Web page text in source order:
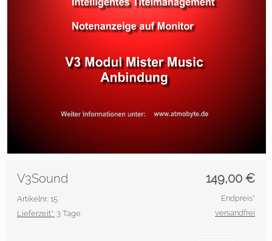
149,00 €
V3Sound
Artikelnr.: 15
Lieferzeit*: 3 Tage
Endpreis*
versandfrei